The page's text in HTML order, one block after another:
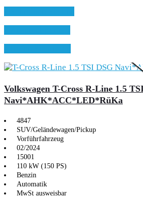
Aktionsmodell
Volkswagen T-Cross R-Line 1.5
Navi*AHK*ACC*LED*RüKa
4847
SUV/Geländewagen/Pickup
Vorführfahrzeug
02/2024
15001
110 kW (150 PS)
Benzin
Automatik
MwSt ausweisbar